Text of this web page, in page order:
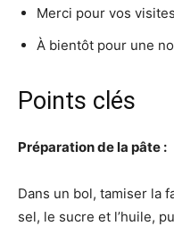
Merci pour vos
À bientôt pour une
Points clés
Préparation de la pâte :
Dans un bol, tamiser la
sel, le sucre et l’huile,